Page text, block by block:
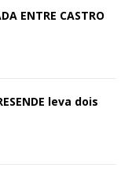
ENTRE CASTRO
leva dois